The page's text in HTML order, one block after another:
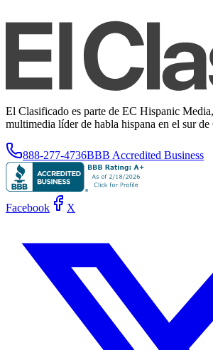
El Clasificado es parte de EC Hispanic
multimedia líder de habla hispana en el sur
888-277-4736BBB Accredited Business
Facebook X